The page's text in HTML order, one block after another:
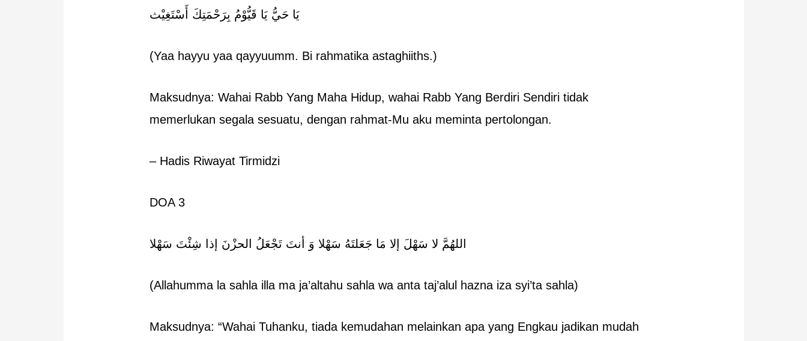
يَا حَيُّ يَا قَيُّوْمُ بِرَحْمَتِكَ أَسْتَغِيْث
(Yaa hayyu yaa qayyuumm. Bi rahmatika astaghiiths.)
Maksudnya: Wahai Rabb Yang Maha Hidup, wahai Rabb Yang Berdiri Sendiri tidak
memerlukan segala sesuatu, dengan rahmat-Mu aku meminta pertolongan.
– Hadis Riwayat Tirmidzi
DOA 3
اللهُمَّ لا سَهْلَ إلا مَا جَعَلتَهُ سَهْلا وَ أنتَ تَجْعَلُ الحزْنَ إذا شِئْتَ سَهْلا
(Allahumma la sahla illa ma ja’altahu sahla wa anta taj’alul hazna iza syi’ta sahla)
Maksudnya: “Wahai Tuhanku, tiada kemudahan melainkan apa yang Engkau jadikan mudah